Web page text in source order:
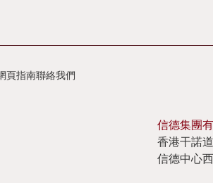
頁指南聯絡我們
信德集團
香港干諾
信德中心